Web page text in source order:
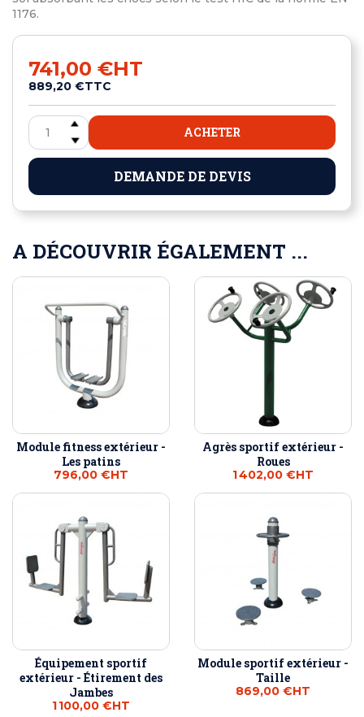
1176.
741,00 €HT
889,20 €TTC
ACHETER
DEMANDE DE DEVIS
A DÉCOUVRIR ÉGALEMENT ...
Module fitness extérieur -
Les patins
796,00 €HT
Agrès sportif extérieur -
Roues
1 402,00 €HT
Équipement sportif
extérieur - Étirement des
Jambes
1 100,00 €HT
Module sportif extérieur -
Taille
869,00 €HT